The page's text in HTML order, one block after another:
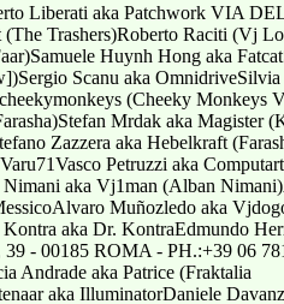
Liberati aka Patchwork VIA
Trashers)Roberto Raciti (Vj
Huynh Hong aka
Scanu aka OmnidriveSilvia
(Cheeky Monkeys
Mrdak aka Magister
Zazzera aka Hebelkraft
Petruzzi aka
aka Vj1man (Alban
Muñozledo aka
aka Dr. KontraEdmundo
- 00185 ROMA - PH.:+39 06
Andrade aka Patrice (Fraktalia
aka IlluminatorDaniele